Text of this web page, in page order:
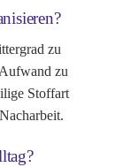
zu
zu
Stoffart